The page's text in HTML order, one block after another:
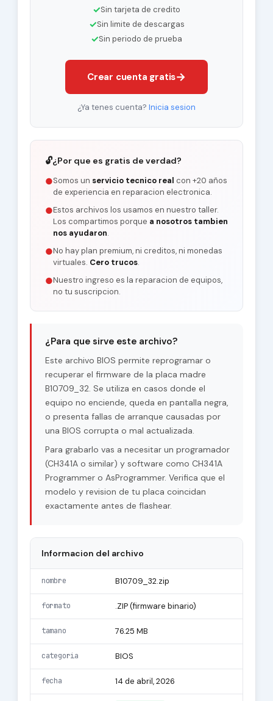
✓Sin tarjeta de credito
✓Sin limite de descargas
✓Sin periodo de prueba
Crear cuenta gratis→
¿Ya tenes cuenta? Inicia sesion
🔓¿Por que es gratis de verdad?
●Somos un servicio tecnico real con +20 años
de experiencia en reparacion electronica.
●Estos archivos los usamos en nuestro taller.
Los compartimos porque a nosotros tambien
nos ayudaron.
●No hay plan premium, ni creditos, ni monedas
virtuales. Cero trucos.
●Nuestro ingreso es la reparacion de equipos,
no tu suscripcion.
¿Para que sirve este archivo?
Este archivo BIOS permite reprogramar o
recuperar el firmware de la placa madre
B10709_32. Se utiliza en casos donde el
equipo no enciende, queda en pantalla negra,
o presenta fallas de arranque causadas por
una BIOS corrupta o mal actualizada.
Para grabarlo vas a necesitar un programador
(CH341A o similar) y software como CH341A
Programmer o AsProgrammer. Verifica que el
modelo y revision de tu placa coincidan
exactamente antes de flashear.
Informacion del archivo
nombre B10709_32.zip
formato .ZIP (firmware binario)
tamano 76.25 MB
categoria BIOS
fecha 14 de abril, 2026